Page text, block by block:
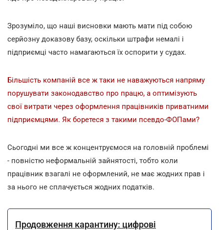
Зрозуміло, що наші висновки мають мати під собою
серйозну доказову базу, оскільки штрафи немалі і
підприємці часто намагаються їх оспорити у судах.
Більшість компаній все ж таки не наважуються напряму
порушувати законодавство про працю, а оптимізують
свої витрати через оформлення працівників приватними
підприємцями. Як боретеся з такими псевдо-ФОПами?
Сьогодні ми все ж концентруємося на головній проблемі
- повністю неформальній зайнятості, тобто коли
працівник взагалі не оформлений, не має жодних прав і
за нього не сплачується жодних податків.
Продовження карантину: цифрові